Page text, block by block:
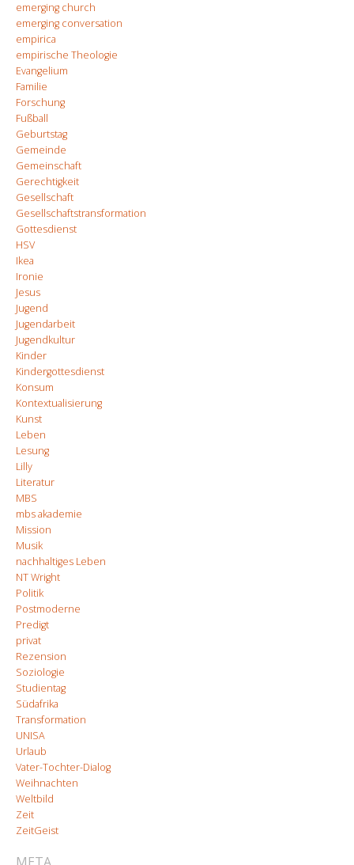
emerging church
emerging conversation
empirica
empirische Theologie
Evangelium
Familie
Forschung
Fußball
Geburtstag
Gemeinde
Gemeinschaft
Gerechtigkeit
Gesellschaft
Gesellschaftstransformation
Gottesdienst
HSV
Ikea
Ironie
Jesus
Jugend
Jugendarbeit
Jugendkultur
Kinder
Kindergottesdienst
Konsum
Kontextualisierung
Kunst
Leben
Lesung
Lilly
Literatur
MBS
mbs akademie
Mission
Musik
nachhaltiges Leben
NT Wright
Politik
Postmoderne
Predigt
privat
Rezension
Soziologie
Studientag
Südafrika
Transformation
UNISA
Urlaub
Vater-Tochter-Dialog
Weihnachten
Weltbild
Zeit
ZeitGeist